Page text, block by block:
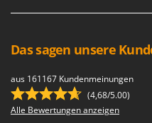
Marina Systems
Master
Mastercook
McCulloch
Das sagen unsere
aus 161167 Kundenmeinungen
(4,68/5.00)
Alle Bewertungen anzeigen